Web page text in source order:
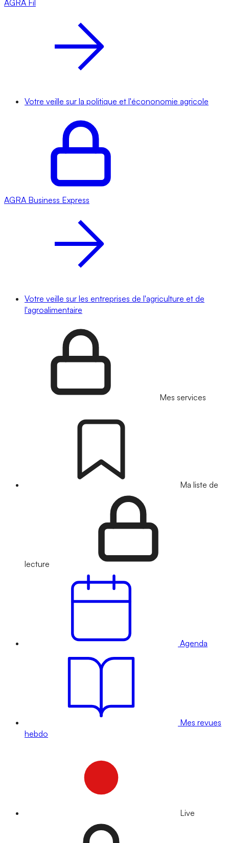
AGRA Fil
Votre veille sur la politique et l'écononomie agricole
AGRA Business Express
Votre veille sur les entreprises de l'agriculture et de
l'agroalimentaire
Mes services
Ma liste de
lecture
Agenda
Mes revues
hebdo
Live